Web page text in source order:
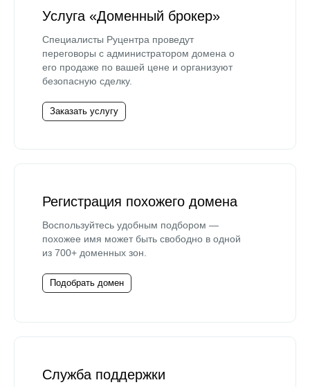
Услуга «Доменный брокер»
Специалисты Руцентра проведут
переговоры с администратором домена о
его продаже по вашей цене и организуют
безопасную сделку.
Заказать услугу
Регистрация похожего домена
Воспользуйтесь удобным подбором —
похожее имя может быть свободно в одной
из 700+ доменных зон.
Подобрать домен
Служба поддержки